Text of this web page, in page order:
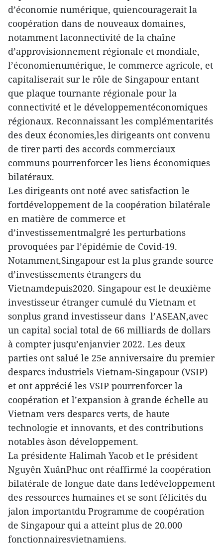
d’économie numérique, quiencouragerait la
coopération dans de nouveaux domaines,
notamment laconnectivité de la chaîne
d’approvisionnement régionale et mondiale,
l’économienumérique, le commerce agricole, et
capitaliserait sur le rôle de Singapour entant
que plaque tournante régionale pour la
connectivité et le développementéconomiques
régionaux. Reconnaissant les complémentarités
des deux économies,les dirigeants ont convenu
de tirer parti des accords commerciaux
communs pourrenforcer les liens économiques
bilatéraux.
Les dirigeants ont noté avec satisfaction le
fortdéveloppement de la coopération bilatérale
en matière de commerce et
d’investissementmalgré les perturbations
provoquées par l’épidémie de Covid-19.
Notamment,Singapour est la plus grande source
d’investissements étrangers du
Vietnamdepuis2020. Singapour est le deuxième
investisseur étranger cumulé du Vietnam et
sonplus grand investisseur dans l’ASEAN,avec
un capital social total de 66 milliards de dollars
à compter jusqu’enjanvier 2022. Les deux
parties ont salué le 25e anniversaire du premier
desparcs industriels Vietnam-Singapour (VSIP)
et ont apprécié les VSIP pourrenforcer la
coopération et l’expansion à grande échelle au
Vietnam vers desparcs verts, de haute
technologie et innovants, et des contributions
notables àson développement.
La présidente Halimah Yacob et le président
Nguyên XuânPhuc ont réaffirmé la coopération
bilatérale de longue date dans ledéveloppement
des ressources humaines et se sont félicités du
jalon importantdu Programme de coopération
de Singapour qui a atteint plus de 20.000
fonctionnairesvietnamiens.